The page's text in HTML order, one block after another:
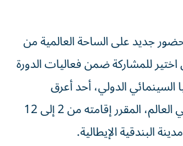
جديد على الساحة العالمية من
للمشاركة ضمن فعاليات الدورة
السينمائي الدولي، أحد أعرق
المهرجانات السينمائية في العالم، المقرر إقامته من 2 إلى 12